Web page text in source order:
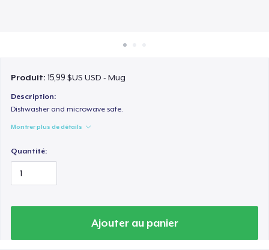
Produit:15,99 $US USD - Mug
Description:
Dishwasher and microwave safe.
Montrer plus de détails
Quantité:
Ajouter au panier